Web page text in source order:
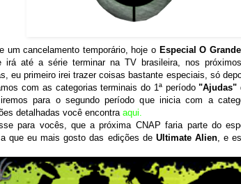
um cancelamento temporário, hoje o Especial O
irá até a série terminar na TV brasileira, nos próximos
eu primeiro irei trazer coisas bastante especiais, só
com as categorias terminais do 1ª período"Ajudas"
iremos para o segundo período que inicia com a
detalhadas você encontra aqui.
para vocês, que a próxima CNAP faria parte do
que eu mais gosto das edições de Ultimate Alien, e